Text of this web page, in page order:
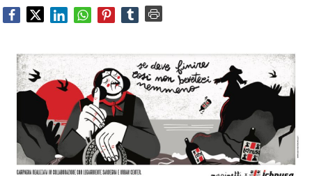
Food
Service
le
novità
del
comparto
Horeca.